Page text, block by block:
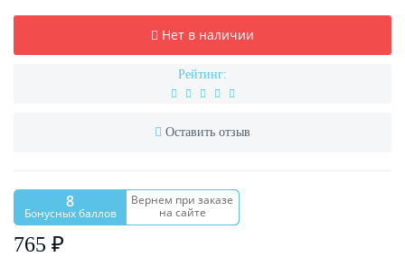
Нет в наличии
Рейтинг:
Оставить отзыв
8
Бонусных баллов
Вернем при заказе
на сайте
765 ₽